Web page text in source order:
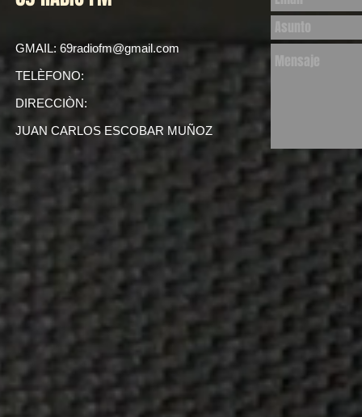
GMAIL: 69radiofm@gmail.com
TELÈFONO:
DIRECCIÒN:
JUAN CARLOS ESCOBAR MUÑOZ